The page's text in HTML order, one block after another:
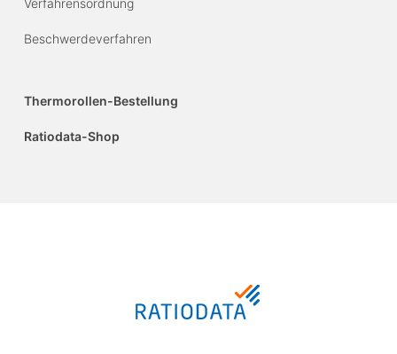
Verfahrensordnung
Beschwerdeverfahren
Thermorollen-Bestellung
Ratiodata-Shop